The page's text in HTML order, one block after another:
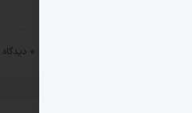
0 دیدگاه